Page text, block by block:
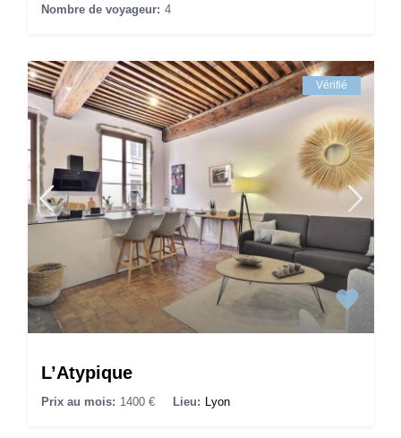
Nombre de voyageur: 4
Vérifié
L’Atypique
Prix au mois: 1400 € Lieu: Lyon